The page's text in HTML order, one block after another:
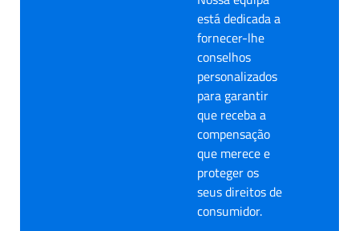
está dedicada a
fornecer-lhe
conselhos
personalizados
para garantir
que receba a
compensação
que merece e
proteger os
seus direitos de
consumidor.